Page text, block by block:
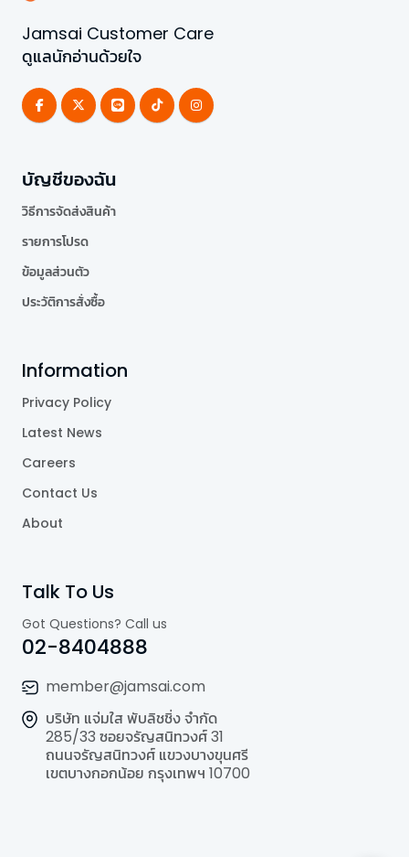
Jamsai Customer Care
ดูแลนักอ่านด้วยใจ
บัญชีของฉัน
วิธีการจัดส่งสินค้า
รายการโปรด
ข้อมูลส่วนตัว
ประวัติการสั่งซื้อ
Information
Privacy Policy
Latest News
Careers
Contact Us
About
Talk To Us
Got Questions? Call us
02-8404888
member@jamsai.com
บริษัท แจ่มใส พับลิชชิ่ง จำกัด
285/33 ซอยจรัญสนิทวงศ์ 31
ถนนจรัญสนิทวงศ์ แขวงบางขุนศรี
เขตบางกอกน้อย กรุงเทพฯ 10700